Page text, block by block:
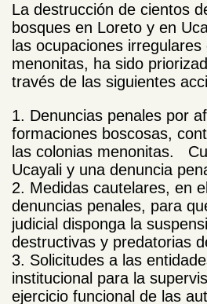
La destrucción de cientos
bosques en Loreto y en
las ocupaciones
menonitas, ha sido
través de las siguientes
1. Denuncias penales por
formaciones boscosas,
las colonias menonitas.
Ucayali y una denuncia
2. Medidas cautelares, en
denuncias penales, para
judicial disponga la
destructivas y predatorias
3. Solicitudes a las
institucional para la
ejercicio funcional de las